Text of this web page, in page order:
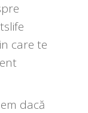
care te
dacă